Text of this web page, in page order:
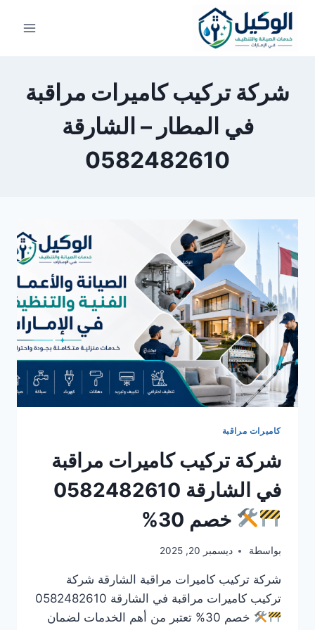
التجاوز
المحتوى
شركة تركيب كاميرات مراقبة
في المطار – الشارقة
0582482610
كاميرات مراقبة
شركة تركيب كاميرات مراقبة
في الشارقة 0582482610
خصم 30%
بواسطة ديسمبر 20, 2025
شركة تركيب كاميرات مراقبة الشارقة شركة
تركيب كاميرات مراقبة في الشارقة 0582482610
خصم 30% تعتبر من أهم الخدمات لضمان